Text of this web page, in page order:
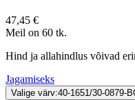
47,45 €
Meil on 60 tk.
Hind ja allahindlus võivad
Jagamiseks
Valige värv:40-1651/30-0879-